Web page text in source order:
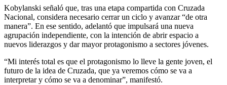
Kobylanski señaló que, tras una etapa compartida con Cruzada
Nacional, considera necesario cerrar un ciclo y avanzar “de otra
manera”. En ese sentido, adelantó que impulsará una nueva
agrupación independiente, con la intención de abrir espacio a
nuevos liderazgos y dar mayor protagonismo a sectores jóvenes.
“Mi interés total es que el protagonismo lo lleve la gente joven, el
futuro de la idea de Cruzada, que ya veremos cómo se va a
interpretar y cómo se va a denominar”, manifestó.